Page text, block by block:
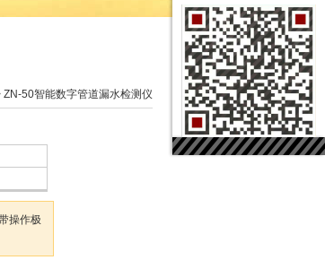
ZN-50智能数字管道漏水检测仪
操作极